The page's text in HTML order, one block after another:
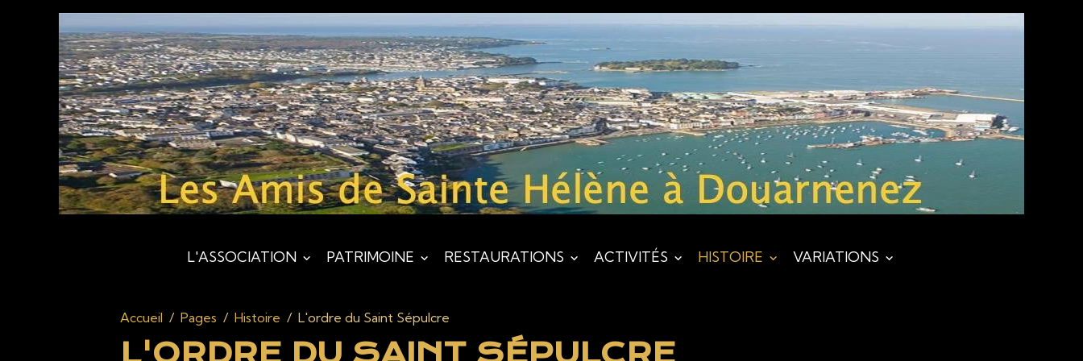
L'ASSOCIATION PATRIMOINE RESTAURATIONS ACTIVITÉS HISTOIRE VARIATIONS
Accueil Pages Histoire L'ordre du Saint Sépulcre
L'ORDRE DU SAINT SÉPULCRE